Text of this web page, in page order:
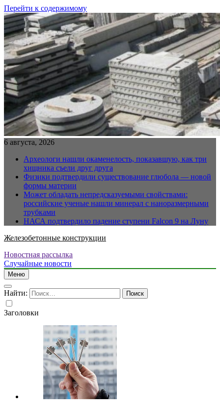
Перейти к содержимому
6 августа, 2026
Археологи нашли окаменелость, показавшую, как три
хищника съели друг друга
Физики подтвердили существование глюбола — новой
формы материи
Может обладать непредсказуемыми свойствами:
российские ученые нашли минерал с наноразмерными
трубками
НАСА подтвердило падение ступени Falcon 9 на Луну
Железобетонные конструкции
Новостная рассылка
Случайные новости
Меню
Найти:
Заголовки